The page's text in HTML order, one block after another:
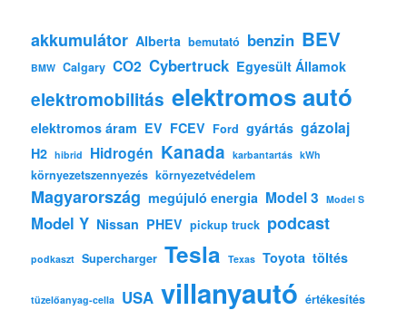
akkumulátor Alberta bemutató benzin BEV
BMW Calgary CO2 Cybertruck Egyesült Államok
elektromobilitás elektromos autó
elektromos áram EV FCEV Ford gyártás gázolaj
H2 hibrid Hidrogén Kanada karbantartás kWh
környezetszennyezés környezetvédelem
Magyarország megújuló energia Model 3 Model S
Model Y Nissan PHEV pickup truck podcast
podkaszt Supercharger Tesla Texas Toyota töltés
tüzelőanyag-cella USA villanyautó értékesítés